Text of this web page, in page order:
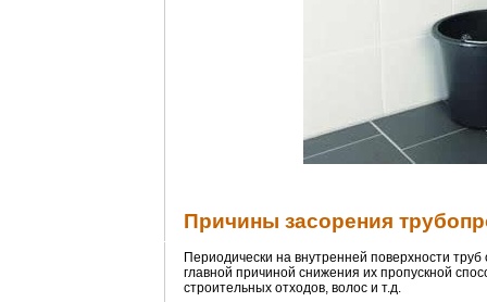
Причины засорения
Периодически на внутренней поверхности
главной причиной снижения их пропускной
строительных отходов, волос и т.д.